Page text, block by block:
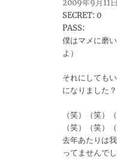
2009年9月11
SECRET: 0
PASS:
僕はマメに磨
よ）
それにしても
になりました？
（笑）（笑）
（笑）（笑）
去年あたりは
ってませんで